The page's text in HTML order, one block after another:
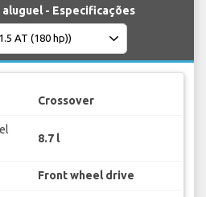
aluguel - Especificações
Crossover
8.7 l
Front wheel drive